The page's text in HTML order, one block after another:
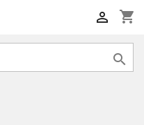
shopping_cart

